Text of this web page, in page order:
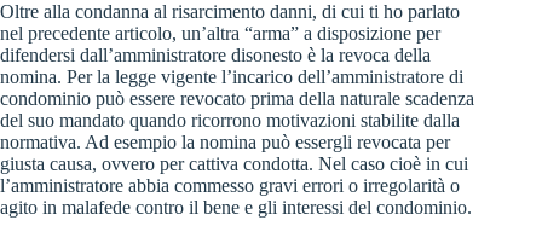
Oltre alla condanna al risarcimento danni, di cui ti ho parlato
nel precedente articolo, un’altra “arma” a disposizione per
difendersi dall’amministratore disonesto è la revoca della
nomina. Per la legge vigente l’incarico dell’amministratore di
condominio può essere revocato prima della naturale scadenza
del suo mandato quando ricorrono motivazioni stabilite dalla
normativa. Ad esempio la nomina può essergli revocata per
giusta causa, ovvero per cattiva condotta. Nel caso cioè in cui
l’amministratore abbia commesso gravi errori o irregolarità o
agito in malafede contro il bene e gli interessi del condominio.